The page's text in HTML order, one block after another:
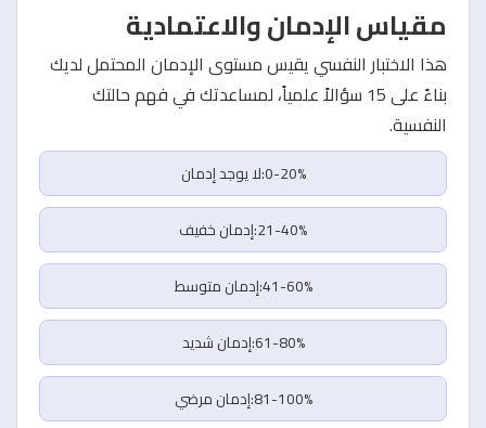
مقياس الإدمان والاعتمادية
هذا الاختبار النفسي يقيس مستوى الإدمان المحتمل لديك
بناءً على 15 سؤالاً علمياً، لمساعدتك في فهم حالتك
النفسية.
0-20%:لا يوجد إدمان
21-40%:إدمان خفيف
41-60%:إدمان متوسط
61-80%:إدمان شديد
81-100%:إدمان مرضي